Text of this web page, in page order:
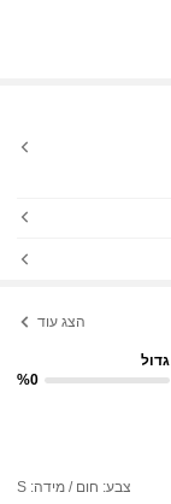
הצג עוד
גדול
%0
צבע: חום / מידה: S